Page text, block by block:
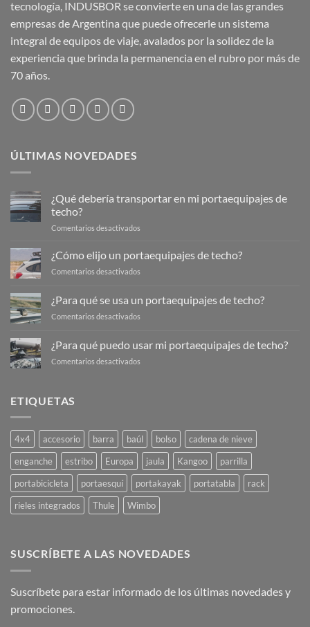
tecnología, INDUSBOR se convierte en una de las grandes
empresas de Argentina que puede ofrecerle un sistema
integral de equipos de viaje, avalados por la solidez de la
experiencia que brinda la permanencia en el rubro por más de
70 años.
ÚLTIMAS NOVEDADES
¿Qué debería transportar en mi portaequipajes de
techo?
Comentarios desactivados
debería
transportar
portaequipajes
de
¿Cómo elijo un portaequipajes de techo?
Comentarios desactivados
un
¿Para qué se usa un portaequipajes de techo?
Comentarios desactivados
se
¿Para qué puedo usar mi portaequipajes de techo?
Comentarios desactivados
portaequipajes
de
techo?
ETIQUETAS
4x4 accesorio barra baúl bolso
cadena de nieve
enganche
estribo Europa jaula Kangoo
parrilla
portabicicleta
portaesquí portakayak portatabla
rack
rieles integrados
Thule Wimbo
SUSCRÍBETE A LAS NOVEDADES
Suscríbete para estar informado de los últimas novedades y
promociones.